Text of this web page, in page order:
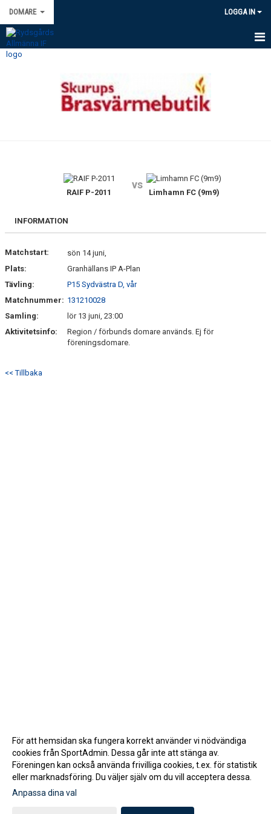
DOMARE LOGGA IN
HEM
RAIF P-2011
vs
Limhamn FC (9m9)
INFORMATION
Matchstart:
sön 14 juni,
Plats:
Granhällans IP A-Plan
Tävling:
P15 Sydvästra D, vår
Matchnummer: 131210028
Samling:
lör 13 juni, 23:00
Aktivitetsinfo:
Region / förbunds domare används. Ej för
föreningsdomare.
<< Tillbaka
Gå till Webbversion
För att hemsidan ska fungera korrekt använder vi nödvändiga
cookies från SportAdmin. Dessa går inte att stänga av.
Föreningen kan också använda frivilliga cookies, t.ex. för statistik
eller marknadsföring. Du väljer själv om du vill acceptera dessa.
Anpassa dina val